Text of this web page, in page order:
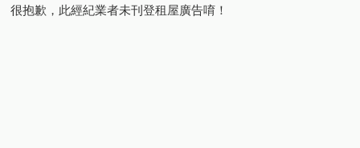
很抱歉，此經紀業者未刊登租屋廣告唷！